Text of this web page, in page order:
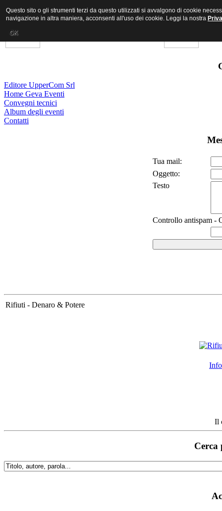
Editore UpperCom Srl
Home Geva Eventi
Convegni tecnici
Album degli eventi
Contatti
Tua mail:
Oggetto:
Testo
Controllo antispam -
Rifiuti - Denaro & Potere
Il
Cerca
Questo sito o gli strumenti terzi da questo utilizzati si avvalgono di cookie
navigazione in altra maniera, acconsenti all'uso dei cookie. Leggi la nostra
OK